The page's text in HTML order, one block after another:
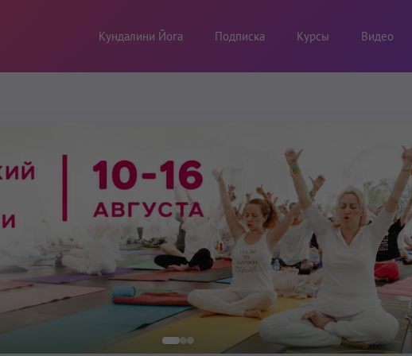
Кундалини Йога Подписка Курсы Видео